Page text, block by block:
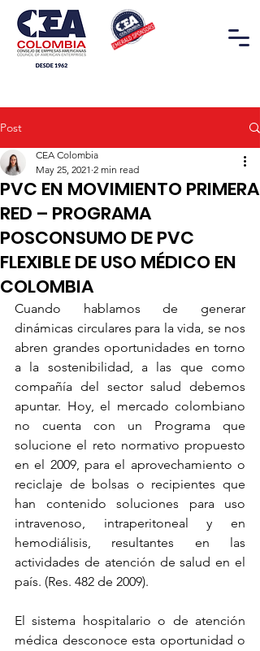
Post
PVC EN MOVIMIENTO PRIMERA
RED – PROGRAMA
POSCONSUMO DE PVC
FLEXIBLE DE USO MÉDICO EN
COLOMBIA
CEA Colombia
May 25, 2021 2 min read
Cuando hablamos de generar
dinámicas circulares para la vida, se nos
abren grandes oportunidades en torno
a la sostenibilidad, a las que como
compañía del sector salud debemos
apuntar. Hoy, el mercado colombiano
no cuenta con un Programa que
solucione el reto normativo propuesto
en el 2009, para el aprovechamiento o
reciclaje de bolsas o recipientes que
han contenido soluciones para uso
intravenoso, intraperitoneal y en
hemodiálisis, resultantes en las
actividades de atención de salud en el
país. (Res. 482 de 2009).
El sistema hospitalario o de atención
médica desconoce esta oportunidad o